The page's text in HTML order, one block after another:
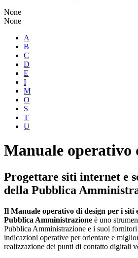
None
None
A
B
C
D
E
I
M
O
S
T
U
Manuale operativo
Progettare siti internet e
della Pubblica
Il Manuale operativo di design per i siti
Pubblica Amministrazione è uno
Pubblica Amministrazione e i suoi
indicazioni operative per orientare e
realizzazione dei punti di contatto digitali